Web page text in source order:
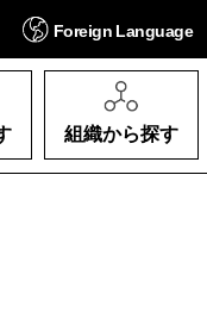
Foreign Language
組織から探す